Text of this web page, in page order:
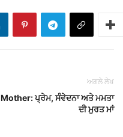
ਅਗਲੇ ਲੇਖ
Mother: ਪ੍ਰੇਮ, ਸੰਵੇਦਨਾ ਅਤੇ ਮਮਤਾ
ਦੀ ਮੁਰਤ ਮਾਂ